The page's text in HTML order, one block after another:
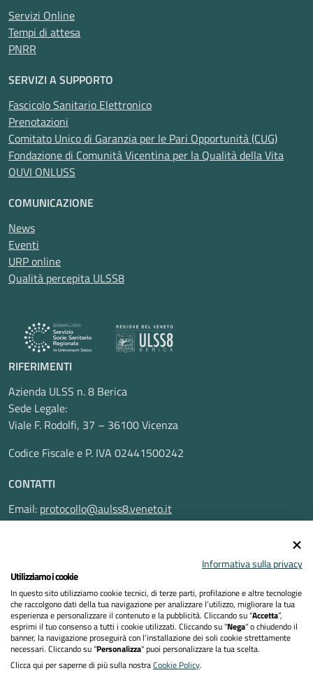
Servizi Online
Tempi di attesa
PNRR
SERVIZI A SUPPORTO
Fascicolo Sanitario Elettronico
Prenotazioni
Comitato Unico di Garanzia per le Pari Opportunità (CUG)
Fondazione di Comunità Vicentina per la Qualità della Vita
OUVI ONLUSS
COMUNICAZIONE
News
Eventi
URP online
Qualità percepita ULSS8
RIFERIMENTI
Azienda ULSS n. 8 Berica
Sede Legale:
Viale F. Rodolfi, 37 – 36100 Vicenza
Codice Fiscale e P. IVA 02441500242
CONTATTI
Email: protocollo@aulss8.veneto.it
Pec:protocollo.aulss8@pecveneto.it
Privacy Policy
Dichiarazione di accessibilità
Informativa sulla privacy
Utilizziamo i cookie
In questo sito utilizziamo cookie tecnici, di terze parti, profilazione e altre tecnologie
che raccolgono dati della tua navigazione per analizzare l’utilizzo, migliorare la tua
esperienza e personalizzare il contenuto e la pubblicità. Cliccando su “Accetta”,
esprimi il tuo consenso a tutti i cookie utilizzati. Cliccando su "Nega" o chiudendo il
banner, la navigazione proseguirà con l’installazione dei soli cookie strettamente
necessari. Cliccando su "Personalizza" puoi personalizzare la tua scelta.
Clicca qui per saperne di più sulla nostraCookie Policy.